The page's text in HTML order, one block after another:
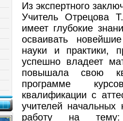
Из экспертного
Учитель Отрецова
имеет глубокие
осваивать
науки и практики,
успешно владеет
повышала свою
программе
квалификации с
учителей начальных
работу на тему: